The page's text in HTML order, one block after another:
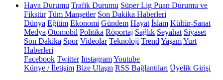
Hava Durumu Trafik Durumu Süper Lig Puan Durumu ve
Fikstür Tüm Manşetler Son Dakika Haberleri
Dünya Eğitim Ekonomi Gündem Hayat İslam Kültür-Sanat
Medya Otomobil Politika Röportaj Sağlık Seyahat Siyaset
Son Dakika Spor Videolar Teknoloji Trend YaşamYurt
Haberleri
Facebook Twitter InstagramYoutube
Künye / İletişim Bize Ulaşın RSS Bağlantıları Üyelik Girişi